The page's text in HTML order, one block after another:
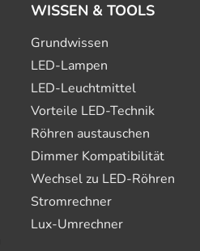
WISSEN & TOOLS
Grundwissen
LED-Lampen
LED-Leuchtmittel
Vorteile LED-Technik
Röhren austauschen
Dimmer Kompatibilität
Wechsel zu LED-Röhren
Stromrechner
Lux-Umrechner